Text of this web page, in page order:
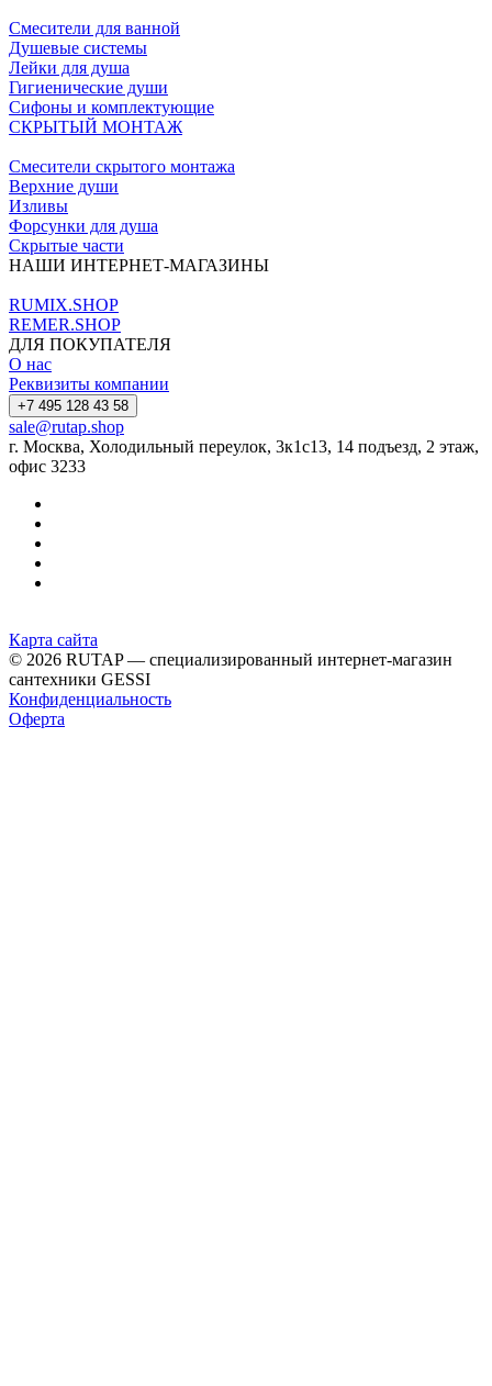
Смесители для ванной
Душевые системы
Лейки для душа
Гигиенические души
Сифоны и комплектующие
СКРЫТЫЙ МОНТАЖ
Смесители скрытого монтажа
Верхние души
Изливы
Форсунки для душа
Скрытые части
НАШИ ИНТЕРНЕТ-МАГАЗИНЫ
RUMIX.SHOP
REMER.SHOP
ДЛЯ ПОКУПАТЕЛЯ
О нас
Реквизиты компании
+7 495 128 43 58
sale@rutap.shop
г. Москва, Холодильный переулок, 3к1с13, 14 подъезд, 2 этаж,
офис 3233
Карта сайта
© 2026 RUTAP — специализированный интернет-магазин
сантехники GESSI
Конфиденциальность
Оферта